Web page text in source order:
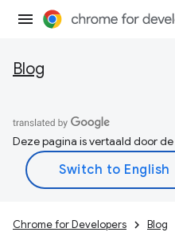
Blog
Deze pagina is vertaald door de
Chrome for Developers Blog